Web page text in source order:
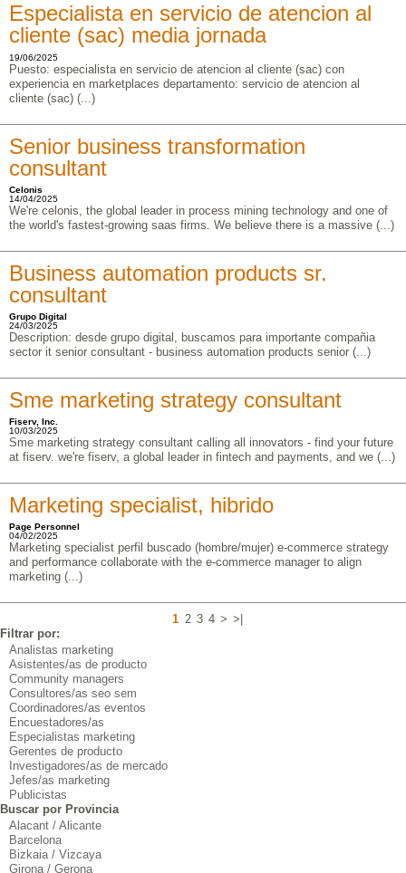
Especialista en servicio de atencion al
cliente (sac) media jornada
19/06/2025
Puesto: especialista en servicio de atencion al cliente (sac) con
experiencia en marketplaces departamento: servicio de atencion al
cliente (sac) (...)
Senior business transformation
consultant
Celonis
14/04/2025
We're celonis, the global leader in process mining technology and one of
the world's fastest-growing saas firms. We believe there is a massive (...)
Business automation products sr.
consultant
Grupo Digital
24/03/2025
Description: desde grupo digital, buscamos para importante compañia
sector it senior consultant - business automation products senior (...)
Sme marketing strategy consultant
Fiserv, Inc.
10/03/2025
Sme marketing strategy consultant calling all innovators - find your future
at fiserv. we're fiserv, a global leader in fintech and payments, and we (...)
Marketing specialist, hibrido
Page Personnel
04/02/2025
Marketing specialist perfil buscado (hombre/mujer) e-commerce strategy
and performance collaborate with the e-commerce manager to align
marketing (...)
1 2 3 4 > >|
Filtrar por:
Analistas marketing
Asistentes/as de producto
Community managers
Consultores/as seo sem
Coordinadores/as eventos
Encuestadores/as
Especialistas marketing
Gerentes de producto
Investigadores/as de mercado
Jefes/as marketing
Publicistas
Buscar por Provincia
Alacant / Alicante
Barcelona
Bizkaia / Vizcaya
Girona / Gerona